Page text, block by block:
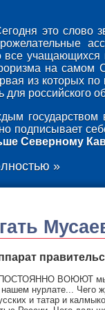
это слово
все учащающихся
на самом
из которых
для российского
государством
подписывает
Северному
»
ВОЮЮТ мы
нурлате... Чего
и татар и